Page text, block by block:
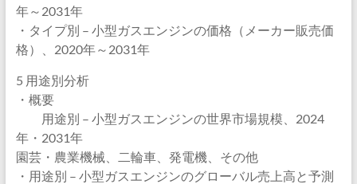
年～2031年
・タイプ別 – 小型ガスエンジンの価格（メーカー販売価
格）、2020年～2031年
5 用途別分析
・概要
用途別 – 小型ガスエンジンの世界市場規模、2024
年・2031年
園芸・農業機械、二輪車、発電機、その他
・用途別 – 小型ガスエンジンのグローバル売上高と予測